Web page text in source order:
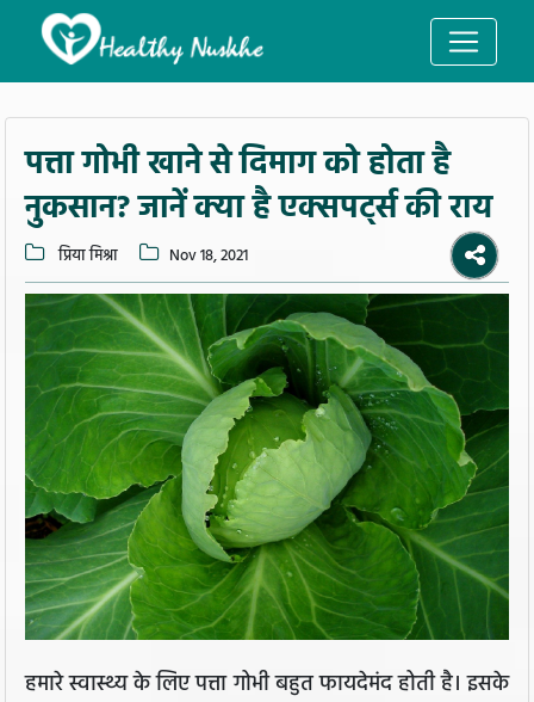
पत्ता गोभी खाने से दिमाग को होता है
नुकसान? जानें क्या है एक्सपर्ट्स की राय
प्रिया मिश्रा Nov 18, 2021
हमारे स्वास्थ्य के लिए पत्ता गोभी बहुत फायदेमंद होती है। इसके